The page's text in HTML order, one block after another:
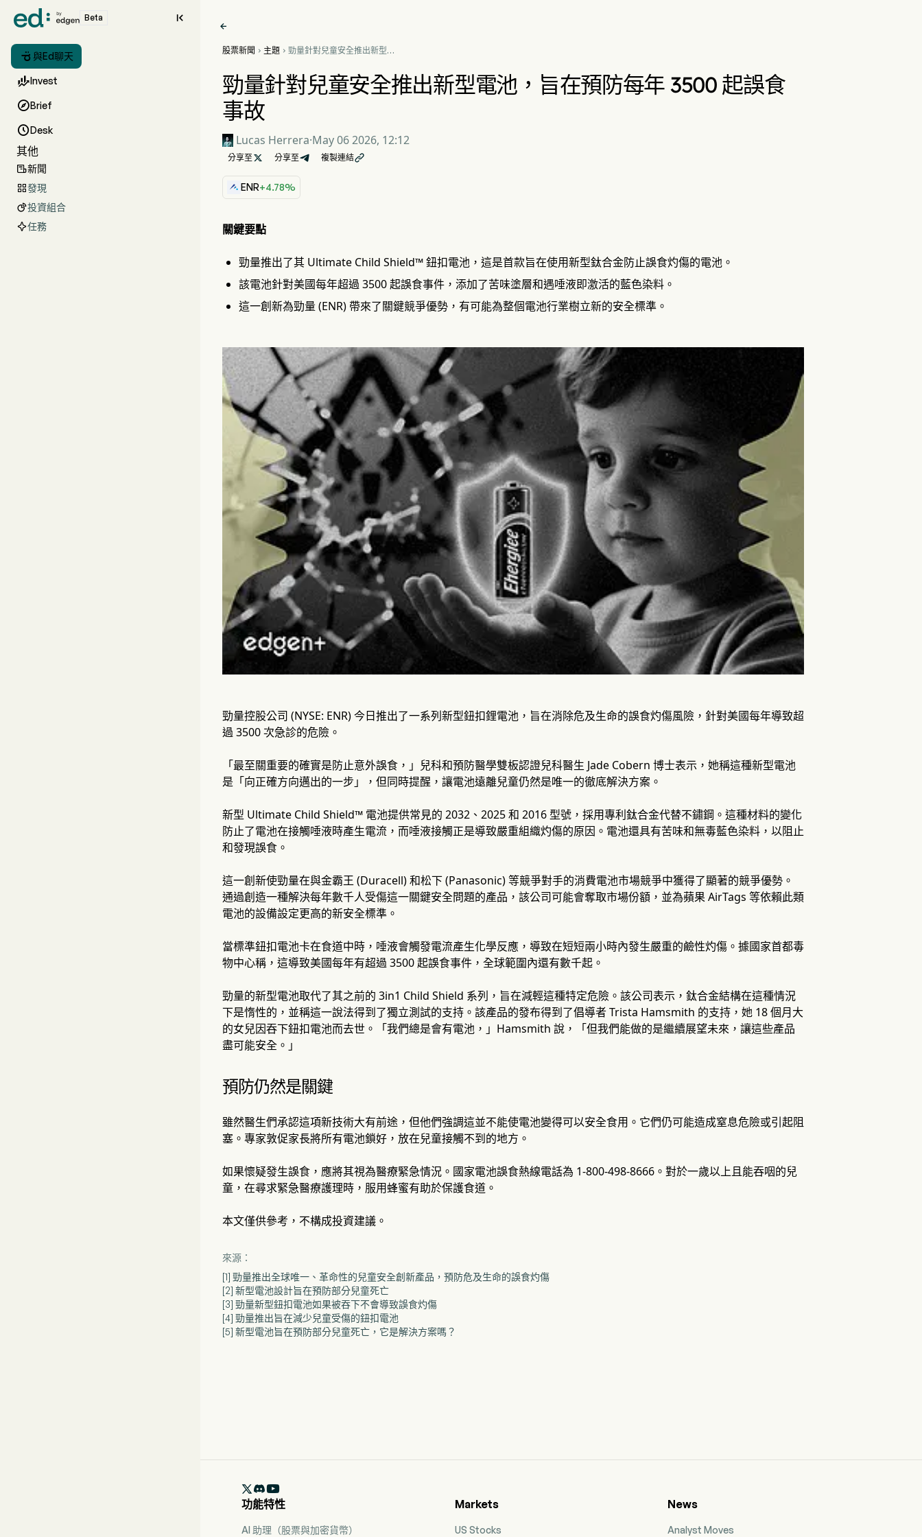
Beta 
 與Ed聊天
Invest
Brief
Desk
其他
新聞
發現
投資組合
任務

股票新聞  主題  勁量針對兒童安全推出新型電
食事故
勁量針對兒童安全推出新型電池，旨在預防每年 3500 起誤食
事故
Lucas Herrera·May 06 2026, 12:12
分享至  分享至 複製連結
ENR+4.78%
關鍵要點
勁量推出了其 Ultimate Child Shield™ 鈕扣電池，這是首款旨在使用新型鈦合金防止誤食灼傷的電池。
該電池針對美國每年超過 3500 起誤食事件，添加了苦味塗層和遇唾液即激活的藍色染料。
這一創新為勁量 (ENR) 帶來了關鍵競爭優勢，有可能為整個電池行業樹立新的安全標準。
勁量控股公司 (NYSE: ENR) 今日推出了一系列新型鈕扣鋰電池，旨在消除危及生命的誤食灼傷風險，針對美國每年導致超
過 3500 次急診的危險。
「最至關重要的確實是防止意外誤食，」兒科和預防醫學雙板認證兒科醫生 Jade Cobern 博士表示，她稱這種新型電池
是「向正確方向邁出的一步」，但同時提醒，讓電池遠離兒童仍然是唯一的徹底解決方案。
新型 Ultimate Child Shield™ 電池提供常見的 2032、2025 和 2016 型號，採用專利鈦合金代替不鏽鋼。這種材料的變化
防止了電池在接觸唾液時產生電流，而唾液接觸正是導致嚴重組織灼傷的原因。電池還具有苦味和無毒藍色染料，以阻止
和發現誤食。
這一創新使勁量在與金霸王 (Duracell) 和松下 (Panasonic) 等競爭對手的消費電池市場競爭中獲得了顯著的競爭優勢。
通過創造一種解決每年數千人受傷這一關鍵安全問題的產品，該公司可能會奪取市場份額，並為蘋果 AirTags 等依賴此類
電池的設備設定更高的新安全標準。
當標準鈕扣電池卡在食道中時，唾液會觸發電流產生化學反應，導致在短短兩小時內發生嚴重的鹼性灼傷。據國家首都毒
物中心稱，這導致美國每年有超過 3500 起誤食事件，全球範圍內還有數千起。
勁量的新型電池取代了其之前的 3in1 Child Shield 系列，旨在減輕這種特定危險。該公司表示，鈦合金結構在這種情況
下是惰性的，並稱這一說法得到了獨立測試的支持。該產品的發布得到了倡導者 Trista Hamsmith 的支持，她 18 個月大
的女兒因吞下鈕扣電池而去世。「我們總是會有電池，」Hamsmith 說，「但我們能做的是繼續展望未來，讓這些產品
盡可能安全。」
預防仍然是關鍵
雖然醫生們承認這項新技術大有前途，但他們強調這並不能使電池變得可以安全食用。它們仍可能造成窒息危險或引起阻
塞。專家敦促家長將所有電池鎖好，放在兒童接觸不到的地方。
如果懷疑發生誤食，應將其視為醫療緊急情況。國家電池誤食熱線電話為 1-800-498-8666。對於一歲以上且能吞咽的兒
童，在尋求緊急醫療護理時，服用蜂蜜有助於保護食道。
本文僅供參考，不構成投資建議。
來源：
[1] 勁量推出全球唯一、革命性的兒童安全創新產品，預防危及生命的誤食灼傷
[2] 新型電池設計旨在預防部分兒童死亡
[3] 勁量新型鈕扣電池如果被吞下不會導致誤食灼傷
[4] 勁量推出旨在減少兒童受傷的鈕扣電池
[5] 新型電池旨在預防部分兒童死亡，它是解決方案嗎？

功能特性
AI 助理（股票與加密貨幣）
Markets
US Stocks
News
Analyst Moves